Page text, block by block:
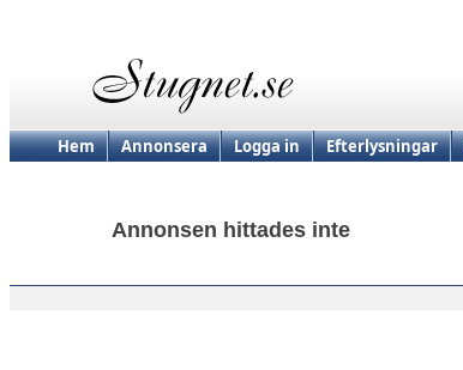
Hem Annonsera Logga in Efterlysningar
Annonsen hittades inte